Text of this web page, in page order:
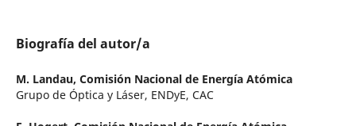
Biografía del autor/a
M. Landau, Comisión Nacional de Energía Atómica
Grupo de Óptica y Láser, ENDyE, CAC